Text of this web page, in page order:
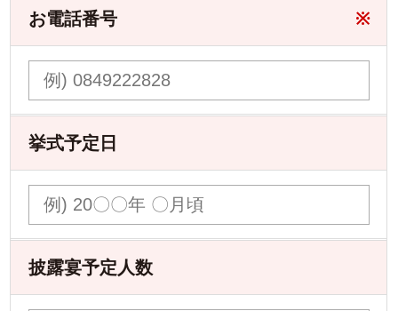
お電話番号 ※
挙式予定日
披露宴予定人数